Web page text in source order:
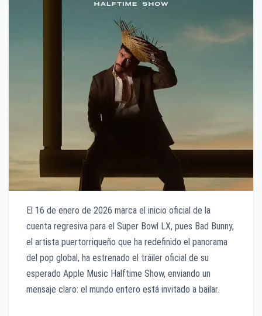
El 16 de enero de 2026 marca el inicio oficial de la
cuenta regresiva para el Super Bowl LX, pues Bad Bunny,
el artista puertorriqueño que ha redefinido el panorama
del pop global, ha estrenado el tráiler oficial de su
esperado Apple Music Halftime Show, enviando un
mensaje claro: el mundo entero está invitado a bailar.